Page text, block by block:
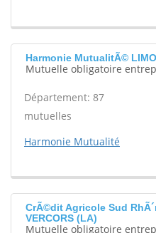
Harmonie MutualitÃ©
Mutuelle obligatoire
Département: 87
mutuelles
Harmonie Mutualité
CrÃ©dit Agricole Sud
VERCORS (LA)
Mutuelle obligatoire